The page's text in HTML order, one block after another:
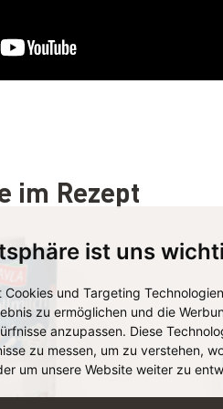
ist uns
und Targeting
zu ermöglichen und die
anzupassen. Diese
zu messen, um zu verstehen,
um unsere Website weiter zu
im Rezept